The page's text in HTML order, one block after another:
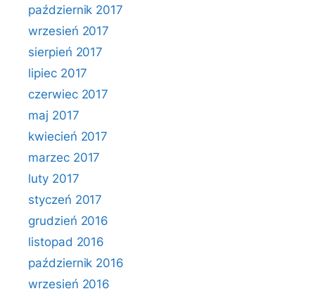
październik 2017
wrzesień 2017
sierpień 2017
lipiec 2017
czerwiec 2017
maj 2017
kwiecień 2017
marzec 2017
luty 2017
styczeń 2017
grudzień 2016
listopad 2016
październik 2016
wrzesień 2016